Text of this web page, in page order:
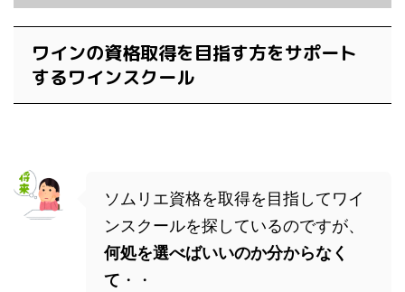
ワインの資格取得を目指す方をサポート
するワインスクール
ソムリエ資格を取得を目指してワイ
ンスクールを探しているのですが、
何処を選べばいいのか分からなく
て ・・